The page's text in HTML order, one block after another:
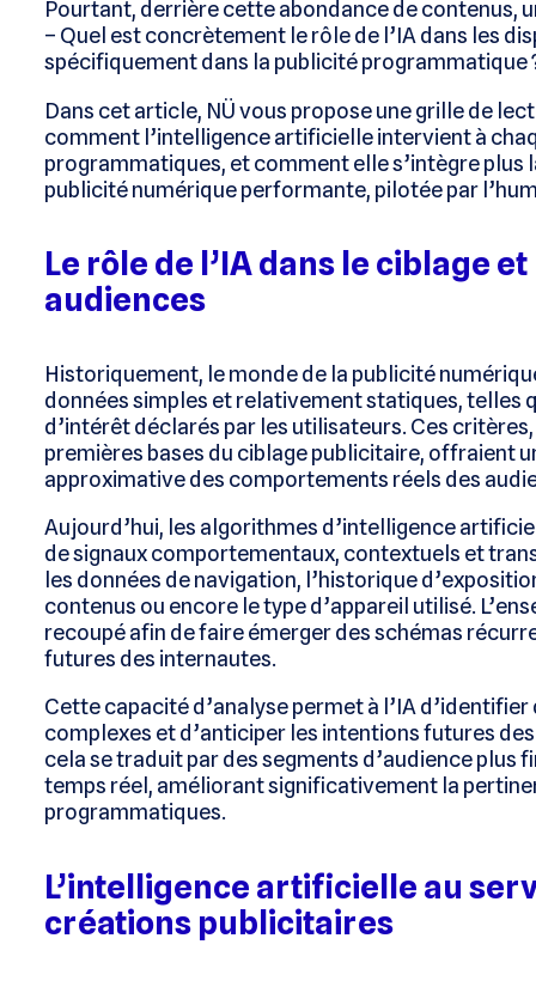
Pourtant, derrière cette abondance de contenus,
– Quel est concrètement le rôle de l’IA dans les
spécifiquement dans la publicité programmatique
Dans cet article, NÜ vous propose une grille de
comment l’intelligence artificielle intervient à
programmatiques, et comment elle s’intègre plus
publicité numérique performante, pilotée par
Le rôle de l’IA dans le ciblage
audiences
Historiquement, le monde de la publicité
données simples et relativement statiques, telles
d’intérêt déclarés par les utilisateurs. Ces
premières bases du ciblage publicitaire, offraient
approximative des comportements réels des
Aujourd’hui, les algorithmes d’intelligence
de signaux comportementaux, contextuels et
les données de navigation, l’historique
contenus ou encore le type d’appareil utilisé.
recoupé afin de faire émerger des schémas
futures des internautes.
Cette capacité d’analyse permet à l’IA
complexes et d’anticiper les intentions futures
cela se traduit par des segments d’audience plus
temps réel, améliorant significativement la
programmatiques.
L’intelligence artificielle au
créations publicitaires